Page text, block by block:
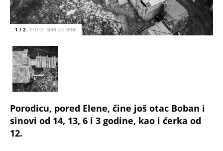
1 / 2 FOTO: SRBI ZA SRBE
Porodicu, pored Elene, čine još otac Boban i
sinovi od 14, 13, 6 i 3 godine, kao i ćerka od
12.